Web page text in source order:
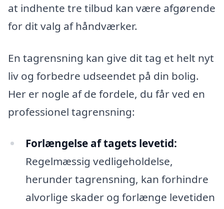
at indhente tre tilbud kan være afgørende
for dit valg af håndværker.
En tagrensning kan give dit tag et helt nyt
liv og forbedre udseendet på din bolig.
Her er nogle af de fordele, du får ved en
professionel tagrensning:
Forlængelse af tagets levetid:
Regelmæssig vedligeholdelse,
herunder tagrensning, kan forhindre
alvorlige skader og forlænge levetiden